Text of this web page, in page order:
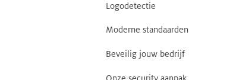
Logodetectie
Moderne standaarden
Beveilig jouw bedrijf
Onze security aanpak